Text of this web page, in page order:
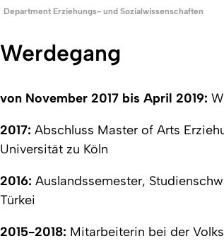
Department Erziehungs- und Sozialwissenschaften
Werdegang
von November 2017 bis April 2019:
2017: Abschluss Master of Arts
Universität zu Köln
2016: Auslandssemester,
Türkei
2015-2018: Mitarbeiterin bei der